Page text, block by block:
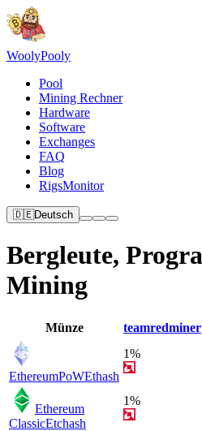
WoolyPooly
Pool
Mining Rechner
Hardware
Software
Exchanges
FAQ
Blog
RigsMonitor
🇩🇪Deutsch
Bergleute,
Mining
Münze teamredminer
EthereumPoWEthash
1%
Ethereum
ClassicEtchash
1%